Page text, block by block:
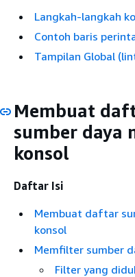
Langkah-langkah
Contoh baris
Tampilan Global
Membuat
sumber daya
konsol
Daftar Isi
Membuat daftar
konsol
Memfilter sumber
Filter yang